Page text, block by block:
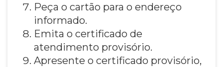
Peça o cartão para o endereço
informado.
Emita o certificado de
atendimento provisório.
Apresente o certificado provisório,